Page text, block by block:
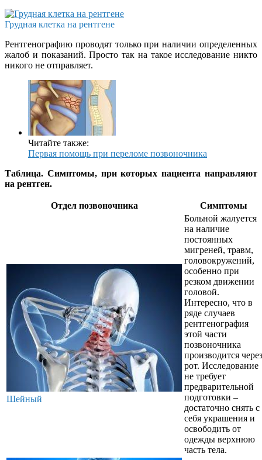
Грудная клетка на рентгене
Рентгенографию проводят только при наличии определенных
жалоб и показаний. Просто так на такое исследование никто
никого не отправляет.
Читайте также:
Первая помощь при переломе позвоночника
Таблица. Симптомы, при которых пациента направляют
на рентген.
Отдел позвоночника Симптомы
Шейный
Больной жалуется
на наличие
постоянных
мигреней, травм,
головокружений,
особенно при
резком движении
головой.
Интересно, что в
ряде случаев
рентгенография
этой части
позвоночника
производится через
рот. Исследование
не требует
предварительной
подготовки –
достаточно снять с
себя украшения и
освободить от
одежды верхнюю
часть тела.